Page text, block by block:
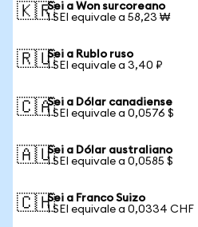
🇰🇷Sei a Won surcoreano
1 SEI equivale a 58,23 ₩
🇷🇺Sei a Rublo ruso
1 SEI equivale a 3,40 ₽
🇨🇦Sei a Dólar canadiense
1 SEI equivale a 0,0576 $
🇦🇺Sei a Dólar australiano
1 SEI equivale a 0,0585 $
🇨🇭Sei a Franco Suizo
1 SEI equivale a 0,0334 CHF